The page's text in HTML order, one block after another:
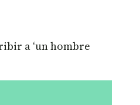
a ‘un hombre